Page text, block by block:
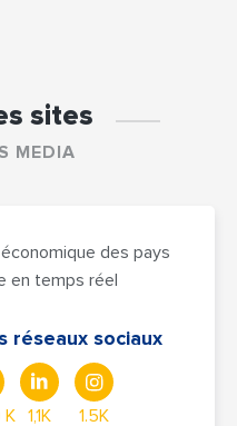
sites
MEDIA
des pays
en temps réel
réseaux sociaux
K 1,1K 1.5K